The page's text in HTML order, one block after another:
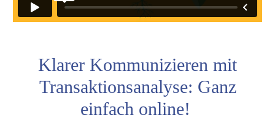
Klarer Kommunizieren mit
Transaktionsanalyse: Ganz
einfach online!